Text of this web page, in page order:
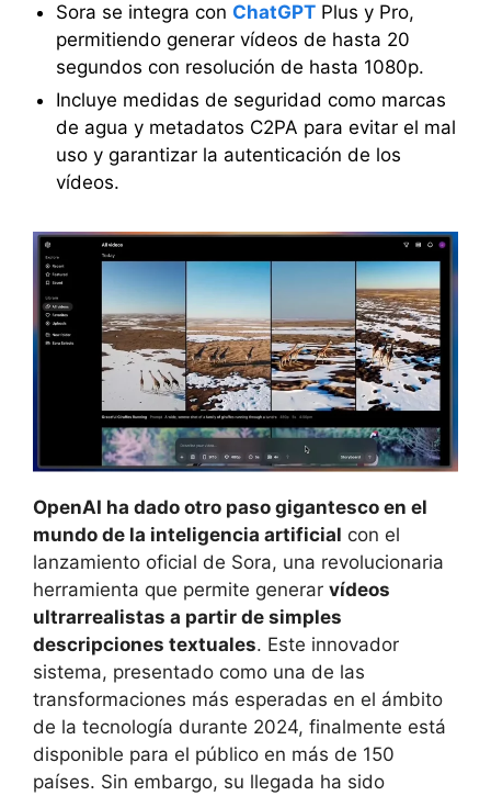
Sora se integra con ChatGPTPlus y Pro,
permitiendo generar vídeos de hasta 20
segundos con resolución de hasta 1080p.
Incluye medidas de seguridad como marcas
de agua y metadatos C2PA para evitar el mal
uso y garantizar la autenticación de los
vídeos.
OpenAI ha dado otro paso gigantesco en el
mundo de la inteligencia artificial con el
lanzamiento oficial de Sora, una revolucionaria
herramienta que permite generar vídeos
ultrarrealistas a partir de simples
descripciones textuales. Este innovador
sistema, presentado como una de las
transformaciones más esperadas en el ámbito
de la tecnología durante 2024, finalmente está
disponible para el público en más de 150
países. Sin embargo, su llegada ha sido